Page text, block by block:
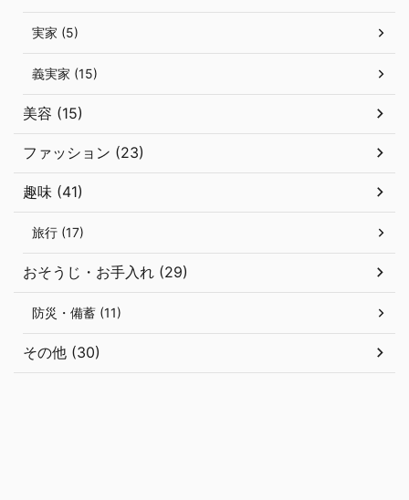
実家 (5)
義実家 (15)
美容 (15)
ファッション (23)
趣味 (41)
旅行 (17)
おそうじ・お手入れ (29)
防災・備蓄 (11)
その他 (30)